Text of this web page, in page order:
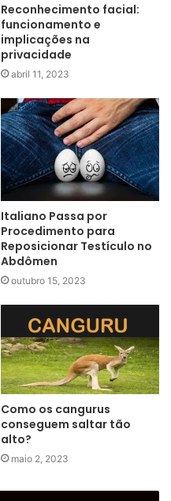
Reconhecimento facial:
funcionamento e
implicações na
privacidade
abril 11, 2023
Italiano Passa por
Procedimento para
Reposicionar Testículo no
Abdômen
outubro 15, 2023
Como os cangurus
conseguem saltar tão
alto?
maio 2, 2023